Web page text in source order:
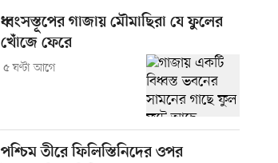
ধ্বংসস্তূপের গাজায় মৌমাছিরা যে ফুলের
খোঁজে ফেরে
৫ ঘণ্টা আগে
পশ্চিম তীরে ফিলিস্তিনিদের ওপর